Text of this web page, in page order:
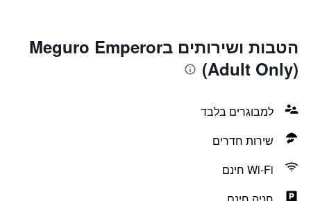
הטבות ושירותים בMeguro Emperor
(Adult Only)
למבוגרים בלבד
שירות חדרים
Wi-Fi חינם